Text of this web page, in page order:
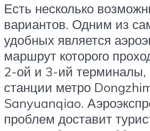
Есть несколько
вариантов. Одним из
удобных является
маршрут которого
2-ой и 3-ий терминалы,
станции метро
Sanyuanqiao.
проблем доставит